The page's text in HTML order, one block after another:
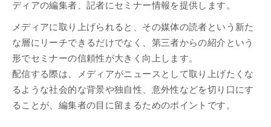
ディアの編集者、記者にセミナー情報を提供します。
メディアに取り上げられると、その媒体の読者という新た
な層にリーチできるだけでなく、第三者からの紹介という
形でセミナーの信頼性が大きく向上します。
配信する際は、メディアがニュースとして取り上げたくな
るような社会的な背景や独自性、意外性などを切り口にす
ることが、編集者の目に留まるためのポイントです。